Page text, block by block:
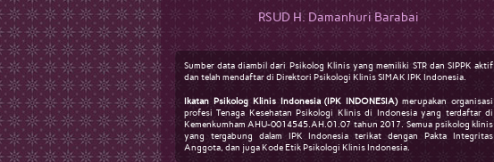
RSUD H. Damanhuri Barabai
Sumber data diambil dari Psikolog Klinis yang memiliki STR dan SIPPK aktif
dan telah mendaftar di Direktori Psikologi Klinis SIMAK IPK Indonesia.
Ikatan Psikolog Klinis Indonesia (IPK INDONESIA)merupakan organisasi
profesi Tenaga Kesehatan Psikologi Klinis di Indonesia yang terdaftar di
Kemenkumham AHU-0014545.AH.01.07 tahun 2017. Semua psikolog klinis
yang tergabung dalam IPK Indonesia terikat dengan Pakta Integritas
Anggota, dan juga Kode Etik Psikologi Klinis Indonesia.